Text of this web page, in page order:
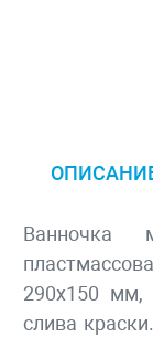
Ванночка
290х150 мм,
слива